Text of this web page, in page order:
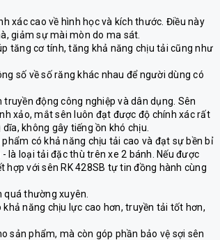
xác cao về hình học và kích thước. Điều này
giảm sự mài mòn do ma sát.
tăng cơ tính, tăng khả năng chịu tải cũng như
số về số răng khác nhau để người dùng có
động công nghiệp và dân dụng. Sên
xảo, mắt sên luôn đạt được độ chính xác rất
không gây tiếng ồn khó chịu.
có khả năng chịu tải cao và đạt sự bền bỉ
là loại tải đặc thù trên xe 2 bánh. Nếu được
với sên RK 428SB tự tin đồng hành cùng
thường xuyên.
năng chịu lực cao hơn, truyền tải tốt hơn,
sản phẩm, mà còn góp phần bảo vệ sợi sên